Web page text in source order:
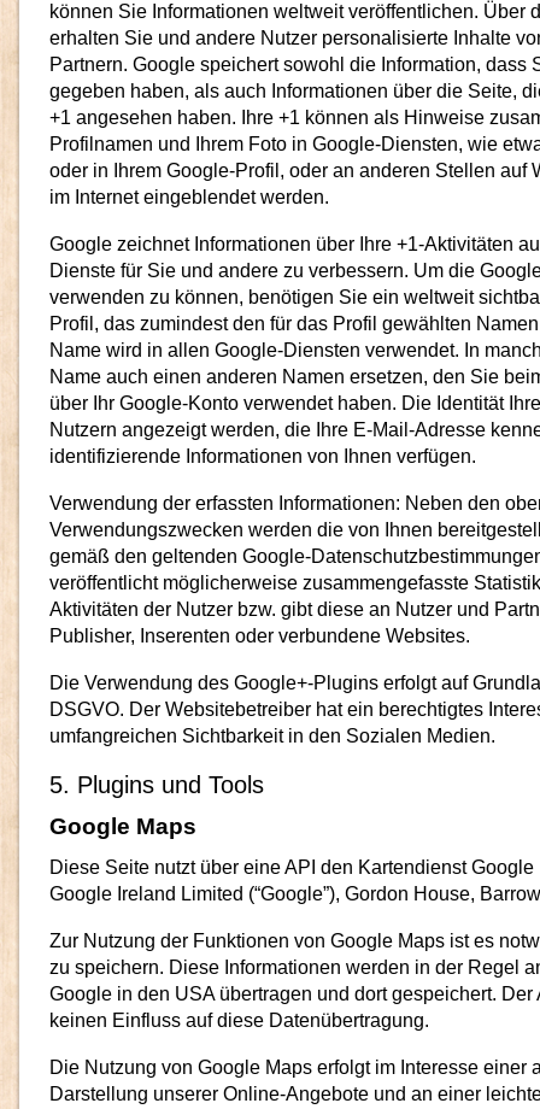
können Sie Informationen weltweit veröffentlichen. Über
erhalten Sie und andere Nutzer personalisierte Inhalte
Partnern. Google speichert sowohl die Information, dass
gegeben haben, als auch Informationen über die Seite,
+1 angesehen haben. Ihre +1 können als Hinweise
Profilnamen und Ihrem Foto in Google-Diensten, wie
oder in Ihrem Google-Profil, oder an anderen Stellen auf
im Internet eingeblendet werden.
Google zeichnet Informationen über Ihre +1-Aktivitäten
Dienste für Sie und andere zu verbessern. Um die
verwenden zu können, benötigen Sie ein weltweit
Profil, das zumindest den für das Profil gewählten
Name wird in allen Google-Diensten verwendet. In
Name auch einen anderen Namen ersetzen, den Sie
über Ihr Google-Konto verwendet haben. Die Identität
Nutzern angezeigt werden, die Ihre E-Mail-Adresse
identifizierende Informationen von Ihnen verfügen.
Verwendung der erfassten Informationen: Neben den
Verwendungszwecken werden die von Ihnen
gemäß den geltenden Google-
veröffentlicht möglicherweise zusammengefasste
Aktivitäten der Nutzer bzw. gibt diese an Nutzer und
Publisher, Inserenten oder verbundene Websites.
Die Verwendung des Google+-Plugins erfolgt auf
DSGVO. Der Websitebetreiber hat ein berechtigtes
umfangreichen Sichtbarkeit in den Sozialen Medien.
5. Plugins und Tools
Google Maps
Diese Seite nutzt über eine API den Kartendienst
Google Ireland Limited (“Google”), Gordon House,
Zur Nutzung der Funktionen von Google Maps ist es
zu speichern. Diese Informationen werden in der Regel
Google in den USA übertragen und dort gespeichert.
keinen Einfluss auf diese Datenübertragung.
Die Nutzung von Google Maps erfolgt im Interesse einer
Darstellung unserer Online-Angebote und an einer